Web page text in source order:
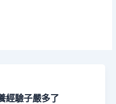
經驗子嚴多了